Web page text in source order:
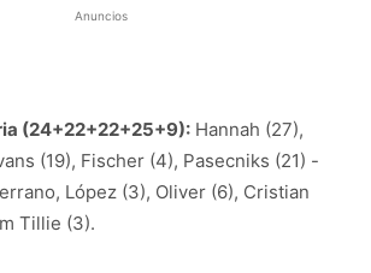
Anuncios
(24+22+22+25+9): Hannah (27),
(19), Fischer (4), Pasecniks (21) -
López (3), Oliver (6), Cristian
Tillie (3).